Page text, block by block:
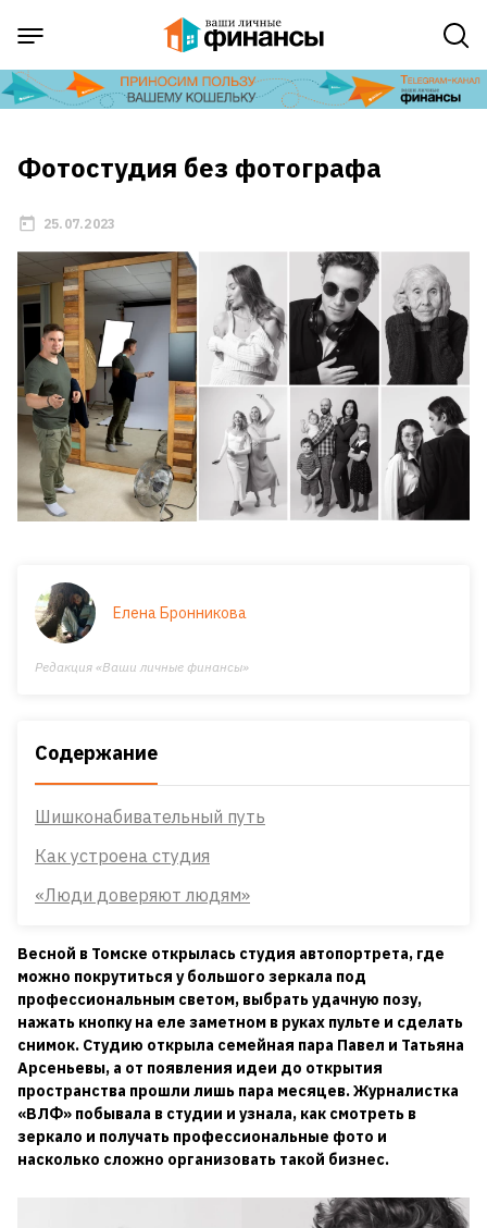
Фотостудия без фотографа
25.07.2023
Елена Бронникова
Редакция «Ваши личные финансы»
Содержание
Шишконабивательный путь
Как устроена студия
«Люди доверяют людям»
Весной в Томске открылась студия автопортрета, где
можно покрутиться у большого зеркала под
профессиональным светом, выбрать удачную позу,
нажать кнопку на еле заметном в руках пульте и сделать
снимок. Студию открыла семейная пара Павел и Татьяна
Арсеньевы, а от появления идеи до открытия
пространства прошли лишь пара месяцев. Журналистка
«ВЛФ» побывала в студии и узнала, как смотреть в
зеркало и получать профессиональные фото и
насколько сложно организовать такой бизнес.